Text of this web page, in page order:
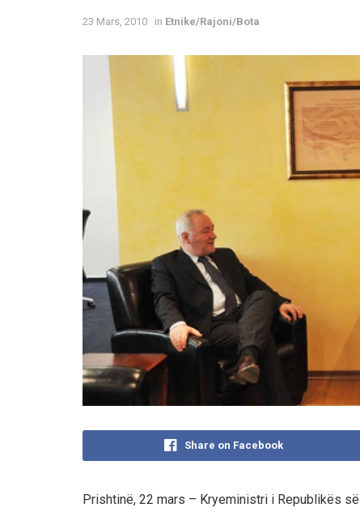
23 Mars, 2010 in Etnike/Rajoni/Bota
Share on Facebook
Prishtinë, 22 mars – Kryeministri i Republikës